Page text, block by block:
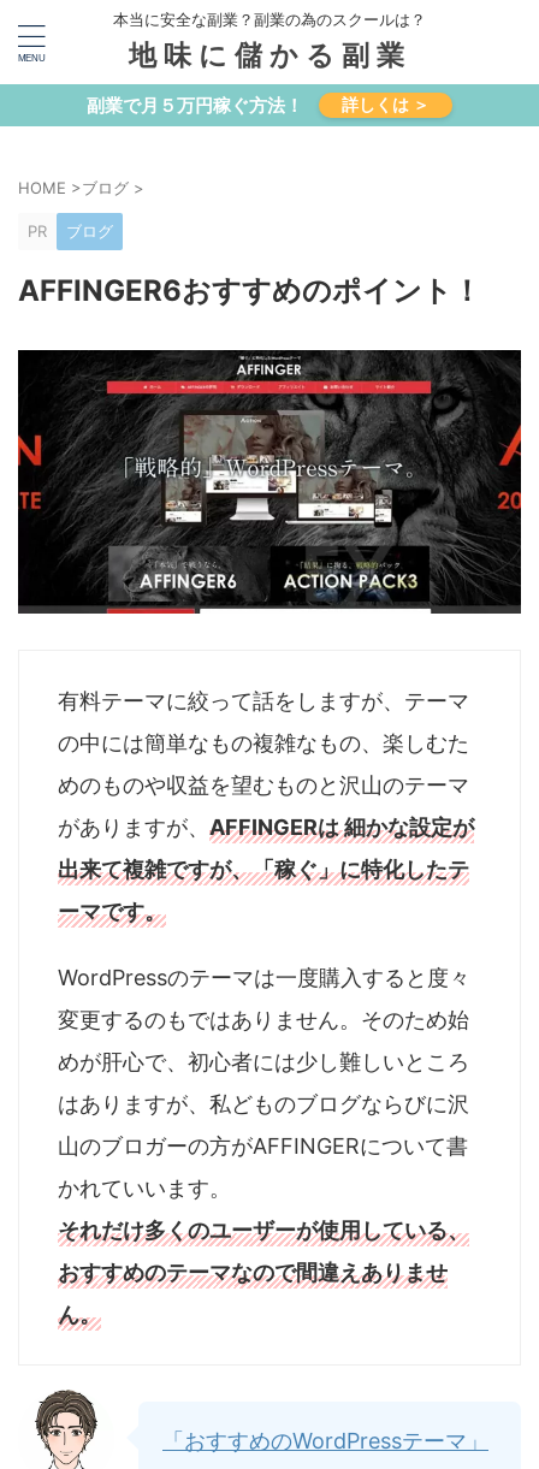
本当に安全な副業？副業の為のスクールは？
地味に儲かる副業
副業で月５万円稼ぐ方法！ 詳しくは ＞
HOME >ブログ >
PR ブログ
AFFINGER6おすすめのポイント！
有料テーマに絞って話をしますが、テーマ
の中には簡単なもの複雑なもの、楽しむた
めのものや収益を望むものと沢山のテーマ
がありますが、 AFFINGERは 細かな設定が
出来て複雑ですが、「稼ぐ」に特化したテ
ーマです。
WordPressのテーマは一度購入すると度々
変更するのもではありません。そのため始
めが肝心で、初心者には少し難しいところ
はありますが、私どものブログならびに沢
山のブロガーの方がAFFINGERについて書
かれていいます。
それだけ多くのユーザーが使用している、
おすすめのテーマなので間違えありませ
ん。
「おすすめのWordPressテーマ」